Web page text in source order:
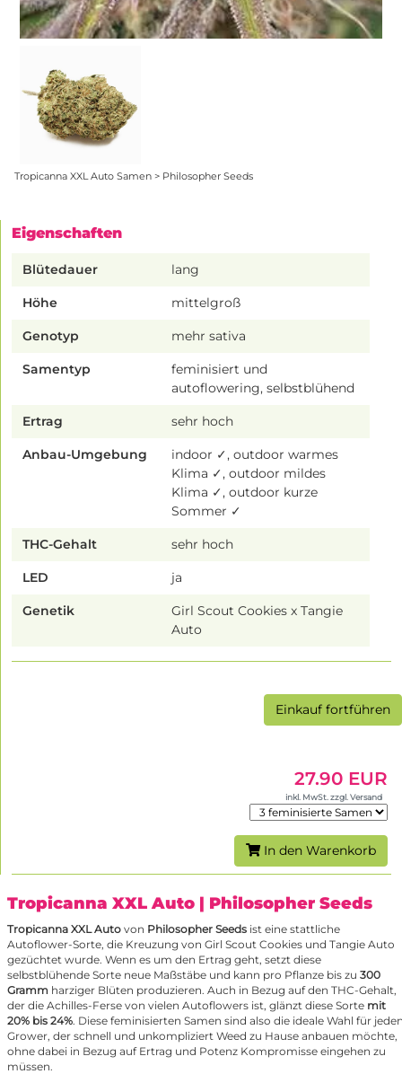
Tropicanna XXL Auto Samen > Philosopher Seeds
Eigenschaften
Blütedauer lang
Höhe mittelgroß
Genotyp mehr sativa
Samentyp
feminisiert und
autoflowering, selbstblühend
Ertrag sehr hoch
Anbau-Umgebung
indoor ✓, outdoor warmes
Klima ✓, outdoor mildes
Klima ✓, outdoor kurze
Sommer ✓
THC-Gehalt sehr hoch
LED ja
Genetik
Girl Scout Cookies x Tangie
Auto
Einkauf fortführen
27.90 EUR
inkl. MwSt. zzgl. Versand
In den Warenkorb
Tropicanna XXL Auto | Philosopher Seeds
Tropicanna XXL Auto von Philosopher Seeds ist eine stattliche
Autoflower-Sorte, die Kreuzung von Girl Scout Cookies und Tangie Auto
gezüchtet wurde. Wenn es um den Ertrag geht, setzt diese
selbstblühende Sorte neue Maßstäbe und kann pro Pflanze bis zu 300
Gramm harziger Blüten produzieren. Auch in Bezug auf den THC-Gehalt,
der die Achilles-Ferse von vielen Autoflowers ist, glänzt diese Sorte mit
20% bis 24%. Diese feminisierten Samen sind also die ideale Wahl für
Grower, der schnell und unkompliziert Weed zu Hause anbauen möchte,
ohne dabei in Bezug auf Ertrag und Potenz Kompromisse eingehen zu
müssen.